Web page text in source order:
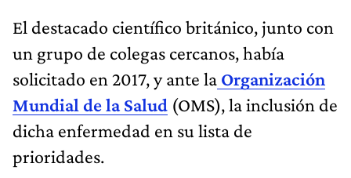
El destacado científico británico, junto con
un grupo de colegas cercanos, había
solicitado en 2017, y ante la Organización
Mundial de la Salud (OMS), la inclusión de
dicha enfermedad en su lista de
prioridades.